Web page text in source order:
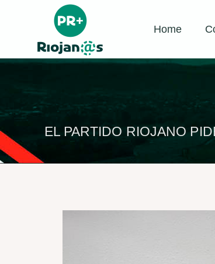
Home
EL PARTIDO RIOJANO